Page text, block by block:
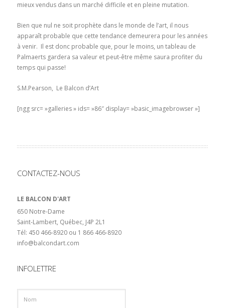
mieux vendus dans un marché difficile et en pleine mutation.
Bien que nul ne soit prophète dans le monde de l’art, il nous
apparaît probable que cette tendance demeurera pour les années
à venir. Il est donc probable que, pour le moins, un tableau de
Palmaerts gardera sa valeur et peut-être même saura profiter du
temps qui passe!
S.M.Pearson, Le Balcon d’Art
[ngg src= »galleries » ids= »86″ display= »basic_imagebrowser »]
CONTACTEZ-NOUS
LE BALCON D'ART
650 Notre-Dame
Saint-Lambert, Québec, J4P 2L1
Tél: 450 466-8920 ou 1 866 466-8920
info@balcondart.com
INFOLETTRE